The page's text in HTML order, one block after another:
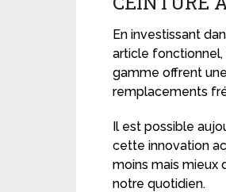
En investissant
article
gamme offrent
remplacements
Il est possible
cette innovation
moins mais mieux
notre quotidien.